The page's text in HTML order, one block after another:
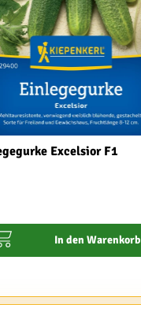
Excelsior F1
In den Warenkorb